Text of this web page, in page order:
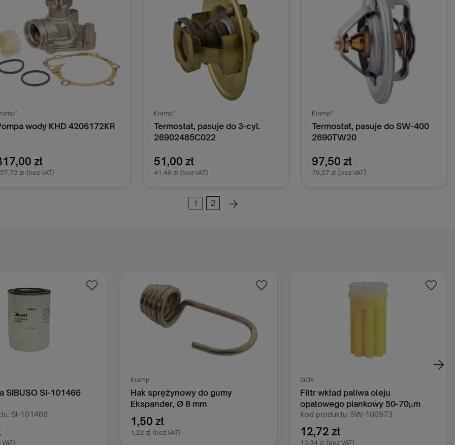
wody KHD 4206172KR
zł
zł (bez VAT)
Kramp"
Termostat, pasuje do 3-cyl.
26902485C022
51,00 zł
41,46 zł (bez VAT)
Dodaj do koszyka
Kramp"
Termostat, pasuje do SW-400
2690TW20
97,50 zł
79,27 zł (bez VAT)
1 2
SIBUSO SI-101466
SI-101466
Kramp
Hak sprężynowy do gumy
Ekspander, Ø 8 mm
1,50 zł
1,22 zł (bez VAT)
GOK
Filtr wkład paliwa oleju
opałowego piankowy 50-70μm
GOK
Kod produktu: SW-100973
12,72 zł
10,34 zł (bez VAT)